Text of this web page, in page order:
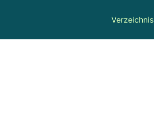
Verzeichnis